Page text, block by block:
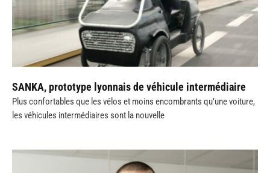
SANKA, prototype lyonnais de véhicule intermédiaire
Plus confortables que les vélos et moins encombrants qu’une voiture,
les véhicules intermédiaires sont la nouvelle